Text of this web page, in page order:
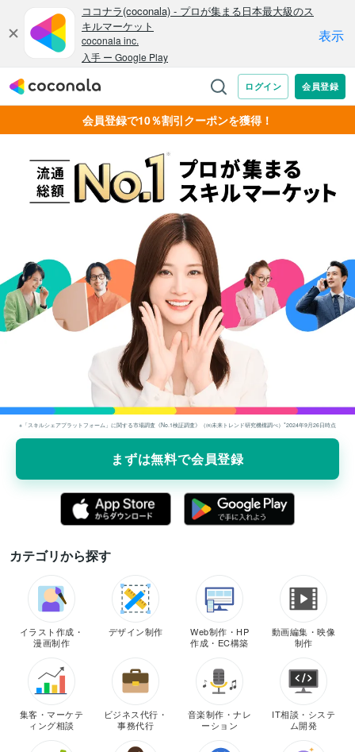
会員登録で10％割引クーポンを獲得！
※「スキルシェアプラットフォーム」に関する市場調査《No.1検証調査》（㈱未来トレンド研究機構調べ）*2024年9⽉26⽇時点
まずは無料で会員登録
カテゴリから探す
イラスト作成・
漫画制作
デザイン制作
Web制作・HP
作成・EC構築
動画編集・映像
制作
集客・マーケテ
ィング相談
ビジネス代行・
事務代行
音楽制作・ナレ
ーション
IT相談・システ
ム開発